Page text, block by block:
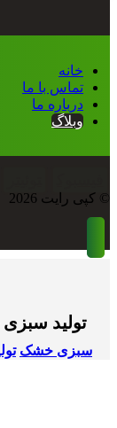
خانه
تماس با ما
درباره ما
وبلاگ
© کپی رایت 2026
تولید
سبزی خشک